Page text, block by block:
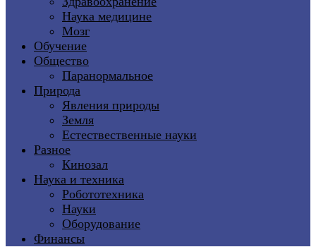
Наука медицине
Мозг
Обучение
Общество
Паранормальное
Природа
Явления природы
Земля
Естествественные науки
Разное
Кинозал
Наука и техника
Робототехника
Науки
Оборудование
Финансы